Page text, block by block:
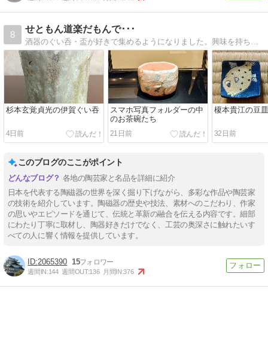
8
せともん道楽だもんで･･･
酒器のぐい呑・盃が好きで集めるようになりました。興味を持ち始めたのは2017年頃からです。まだまだ年数も浅く20代(30代になりました)では珍しい趣味かもしれませんが、一流の酒器コレクターを目指して、ゆる〜くマイペースに酒器を集めています。
杉本玄覚貞光の伊賀ぐい吞
4日前
スマホ写真フォルダーの中
のお茶碗たち
21日前
榎本貴江の豆
32日前
このブログのここがポイント
各地の陶芸家と名品を詳細に紹介
日本を代表する陶磁器の世界を深く掘り下げながら、多彩な作品や陶芸家
の技術を紹介しています。陶磁器の歴史や技法、素材へのこだわり、作家
の思いやエピソードを通じて、伝統と革新の融合を伝える内容です。細部
にわたり丁寧に取材し、陶器好きだけでなく、工芸の奥深さに触れたいす
べての人に響く情報を提供しています。
2065390 15
週間IN:144 週間OUT:136 月間IN:376